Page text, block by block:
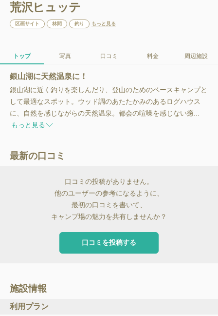
荒沢ヒュッテ
区画サイト 林間 釣り もっと見る
トップ 写真 口コミ 料金 周辺施設
銀山湖に天然温泉に！
銀山湖に近く釣りを楽しんだり、登山のためのベースキャンプと
して最適なスポット。ウッド調のあたたかみのあるログハウス
に、自然を感じながらの天然温泉。都会の喧噪を感じない癒...
もっと見る
最新の口コミ
口コミの投稿がありません。
他のユーザーの参考になるように、
最初の口コミを書いて、
キャンプ場の魅力を共有しませんか？
口コミを投稿する
施設情報
利用プラン